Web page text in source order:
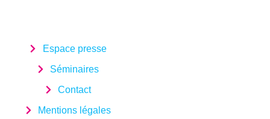
Espace presse
Séminaires
Contact
Mentions légales